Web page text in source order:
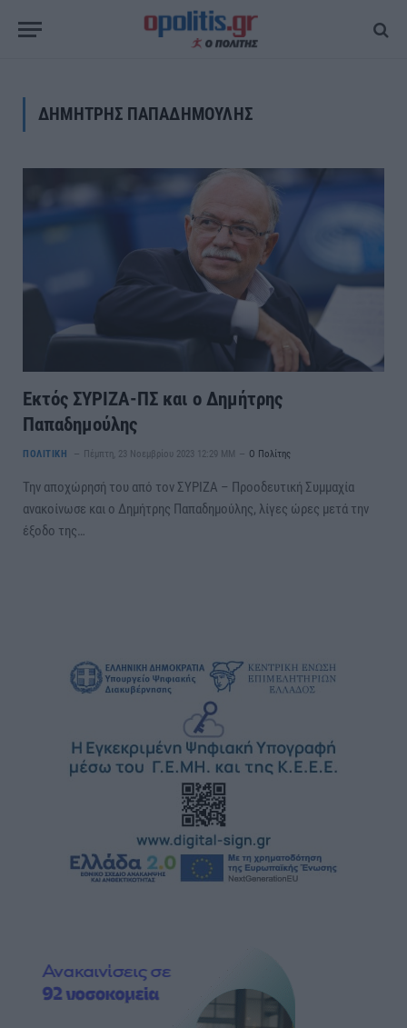
ΔΗΜΗΤΡΗΣ ΠΑΠΑΔΗΜΟΥΛΗΣ
Εκτός ΣΥΡΙΖΑ-ΠΣ και ο Δημήτρης
Παπαδημούλης
ΠΟΛΙΤΙΚΗ Πέμπτη, 23 Νοεμβρίου 2023 12:29 ΜΜ Ο Πολίτης
Την αποχώρησή του από τον ΣΥΡΙΖΑ – Προοδευτική Συμμαχία
ανακοίνωσε και ο Δημήτρης Παπαδημούλης, λίγες ώρες μετά την
έξοδο της…